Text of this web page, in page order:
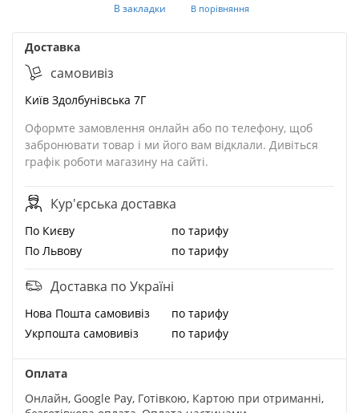
В закладки В порівняння
Доставка
cамовивіз
Київ Здолбунівська 7Г
Оформте замовлення онлайн або по телефону, щоб
забронювати товар і ми його вам відклали. Дивіться
графік роботи магазину на сайті.
Кур'єрська доставка
По Києву
по тарифу
По Львову
по тарифу
Доставка по Україні
Нова Пошта cамовивіз
по тарифу
Укрпошта cамовивіз
по тарифу
Оплата
Онлайн, Google Pay, Готівкою, Картою при отриманні,